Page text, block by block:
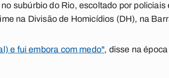
subúrbio do Rio, escoltado por policiais
na Divisão de Homicídios (DH), na
e fui embora com medo", disse na